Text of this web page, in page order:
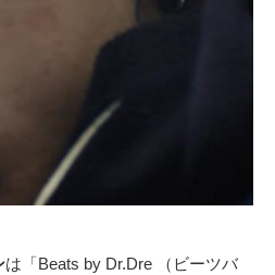
は「Beats by Dr.Dre （ビーツバ